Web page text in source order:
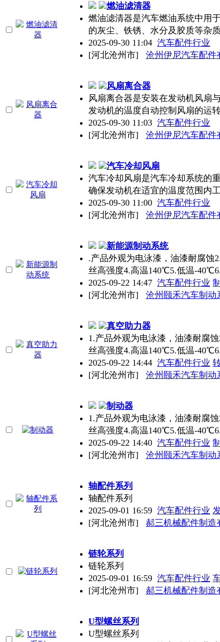
燃油滤清器
燃油滤清器是汽车燃油系统中用
的灰尘、铁锈、水分及胶质等杂
2025-09-30 11:04 汽车配件行业
[河北沧州市]
沧州伊尼汽车配件
风扇离合器
风扇离合器是安装在发动机风扇
发动机的温度自动控制风扇的运
2025-09-30 11:03 汽车配件行业
[河北沧州市]
沧州伊尼汽车配件
汽车冷却风扇
汽车冷却风扇是汽车冷却系统的
确保发动机在适宜的温度范围内
2025-09-30 11:00 汽车配件行业
[河北沧州市]
沧州伊尼汽车配件
新能源制动系统
.产品外观为电泳漆，油漆耐腐蚀
丝高强度4.高温140℃5.低温-
2025-09-22 14:47 汽车配件行业
[河北沧州市]
沧州颐禾汽车制动
真空助力器
1.产品外观为电泳漆，油漆耐腐
丝高强度4.高温140℃5.低温-
2025-09-22 14:44 汽车配件行业
[河北沧州市]
沧州颐禾汽车制动
制动器
1.产品外观为电泳漆，油漆耐腐
丝高强度4.高温140℃5.低温-
2025-09-22 14:40 汽车配件行业
[河北沧州市]
沧州颐禾汽车制动
轴配件系列
轴配件系列
2025-09-01 16:59 汽车配件行业
[河北沧州市]
郝三机械配件制造
链轮系列
链轮系列
2025-09-01 16:59 汽车配件行业
[河北沧州市]
郝三机械配件制造
U型螺丝系列
U型螺丝系列